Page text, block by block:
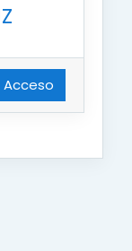
Acceso